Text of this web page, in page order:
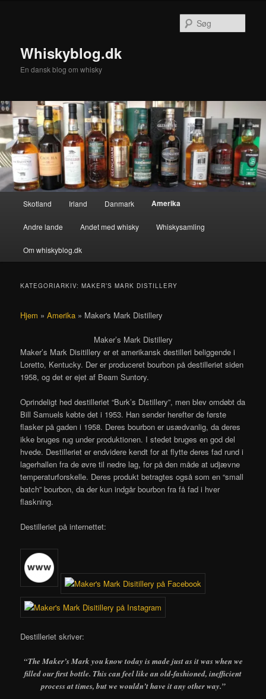
Whiskyblog.dk
En dansk blog om whisky
Skotland Irland Danmark Amerika
Andre lande Andet med whisky Whiskysamling
Om whiskyblog.dk
KATEGORIARKIV:MAKER’S MARK DISTILLERY
Hjem »Amerika » Maker's Mark Distillery
Maker’s Mark Distillery
Maker’s Mark Disitillery er et amerikansk destilleri beliggende i
Loretto, Kentucky. Der er produceret bourbon på destilleriet siden
1958, og det er ejet af Beam Suntory.
Oprindeligt hed destilleriet “Burk’s Distillery”, men blev omdøbt da
Bill Samuels købte det i 1953. Han sender herefter de første
flasker på gaden i 1958. Deres bourbon er usædvanlig, da deres
ikke bruges rug under produktionen. I stedet bruges en god del
hvede. Destilleriet er endvidere kendt for at flytte deres fad rund i
lagerhallen fra de øvre til nedre lag, for på den måde at udjævne
temperaturforskelle. Deres produkt betragtes også som en “small
batch” bourbon, da der kun indgår bourbon fra få fad i hver
flaskning.
Destilleriet på internettet:
Destilleriet skriver:
“The Maker’s Mark you know today is made just as it was when we
filled our first bottle. This can feel like an old-fashioned, inefficient
process at times, but we wouldn’t have it any other way.”